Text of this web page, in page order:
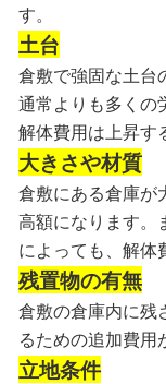
す。
土台
倉敷で強固な土台
通常よりも多くの
解体費用は上昇す
大きさや材質
倉敷にある倉庫が
高額になります。
によっても、解体
残置物の有無
倉敷の倉庫内に残
るための追加費用
立地条件